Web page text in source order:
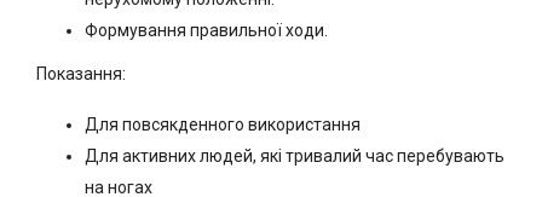
Формування правильної ходи.
Показання:
Для повсякденного використання
Для активних людей, які тривалий час перебувають
на ногах